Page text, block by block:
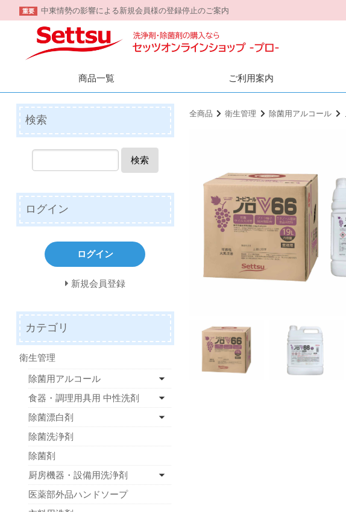
重要 中東情勢の影響による新規会員様の登録停止のご案内
商品一覧 ご利用案内
全商品 衛生管理 除菌用アルコール
検索
検索
ログイン
ログイン
新規会員登録
カテゴリ
衛生管理
除菌用アルコール
食器・調理用具用 中性洗剤
除菌漂白剤
除菌洗浄剤
除菌剤
厨房機器・設備用洗浄剤
医薬部外品ハンドソープ